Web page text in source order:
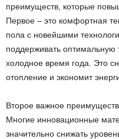
преимуществ, которые
Первое – это комфортная
пола с новейшими
поддерживать оптимальную
холодное время года. Это
отопление и экономит
Второе важное
Многие инновационные
значительно снижать